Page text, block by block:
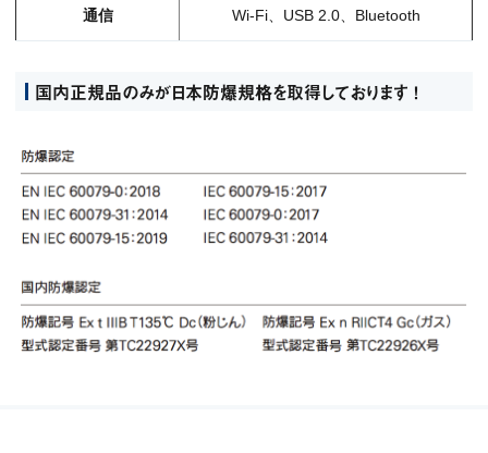
通信 Wi-Fi、USB 2.0、Bluetooth
国内正規品のみが日本防爆規格を取得しております ！